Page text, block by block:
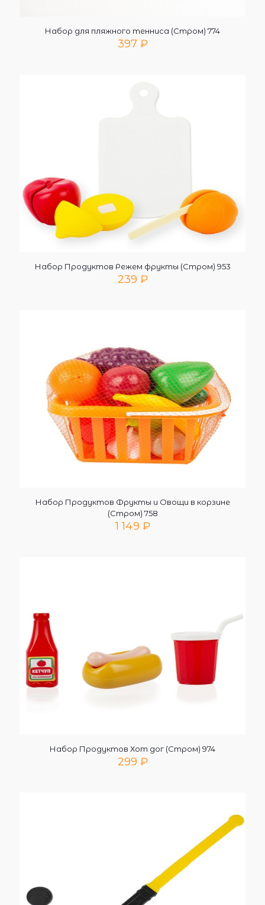
Набор для пляжного тенниса (Стром) 774
397 ₽
Набор Продуктов Режем фрукты (Стром) 953
239 ₽
Набор Продуктов Фрукты и Овощи в корзине
(Стром) 758
1 149 ₽
Набор Продуктов Хот дог (Стром) 974
299 ₽